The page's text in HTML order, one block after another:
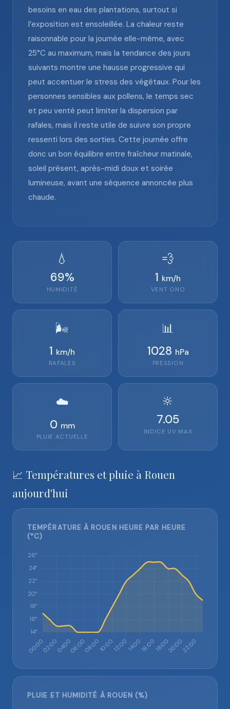
besoins en eau des plantations, surtout si
l’exposition est ensoleillée. La chaleur reste
raisonnable pour la journée elle-même, avec
25°C au maximum, mais la tendance des jours
suivants montre une hausse progressive qui
peut accentuer le stress des végétaux. Pour les
personnes sensibles aux pollens, le temps sec
et peu venté peut limiter la dispersion par
rafales, mais il reste utile de suivre son propre
ressenti lors des sorties. Cette journée offre
donc un bon équilibre entre fraîcheur matinale,
soleil présent, après-midi doux et soirée
lumineuse, avant une séquence annoncée plus
chaude.
💧
69%
HUMIDITÉ
💨
1 km/h
VENT ONO
🌬️
1 km/h
RAFALES
📊
1028 hPa
PRESSION
☁️
0 mm
PLUIE ACTUELLE
🔆
7.05
INDICE UV MAX
📈 Températures et pluie à Rouen
aujourd'hui
TEMPÉRATURE À ROUEN HEURE PAR HEURE
(°C)
PLUIE ET HUMIDITÉ À ROUEN (%)